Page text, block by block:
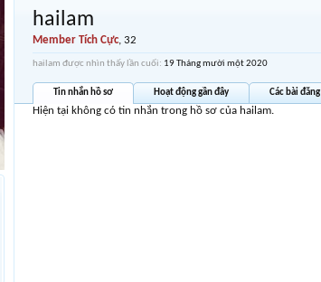
hailam
Member Tích Cực, 32
hailam được nhìn thấy lần cuối: 19 Tháng mười một 2020
Tin nhắn hồ sơ Hoạt động gần đây Các bài đăng
Hiện tại không có tin nhắn trong hồ sơ của hailam.